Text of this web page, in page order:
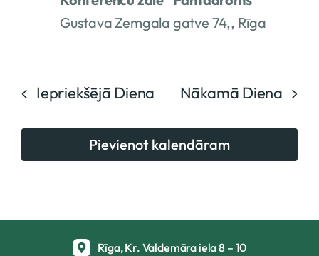
Gustava Zemgala gatve 74,, Rīga
Iepriekšējā Diena Nākamā Diena
Pievienot kalendāram
Rīga, Kr. Valdemāra iela 8 – 10